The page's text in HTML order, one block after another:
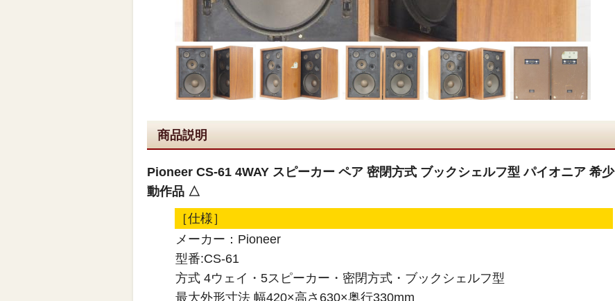
商品説明
Pioneer CS-61 4WAY スピーカー ペア 密閉方式 ブックシェルフ型 パイオニア 希少
動作品 △
［仕様］
メーカー：Pioneer
型番:CS-61
方式 4ウェイ・5スピーカー・密閉方式・ブックシェルフ型
最大外形寸法 幅420×高さ630×奥行330mm